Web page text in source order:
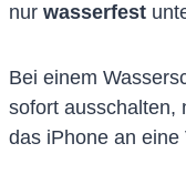
nur wasserfest
Bei einem
sofort ausschalten,
das iPhone an eine